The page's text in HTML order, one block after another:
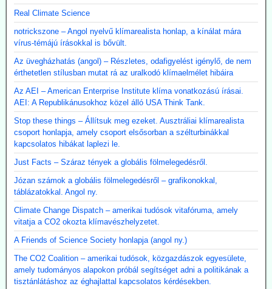
Real Climate Science
notrickszone – Angol nyelvű klímarealista honlap, a kínálat mára
vírus-témájú írásokkal is bővült.
Az üvegházhatás (angol) – Részletes, odafigyelést igénylő, de nem
érthetetlen stílusban mutat rá az uralkodó klímaelmélet hibáira
Az AEI – American Enterprise Institute klíma vonatkozású írásai.
AEI: A Republikánusokhoz közel álló USA Think Tank.
Stop these things – Állítsuk meg ezeket. Ausztráliai klímarealista
csoport honlapja, amely csoport elsősorban a szélturbinákkal
kapcsolatos hibákat laplezi le.
Just Facts – Száraz tények a globális fölmelegedésről.
Józan számok a globális fölmelegedésről – grafikonokkal,
táblázatokkal. Angol ny.
Climate Change Dispatch – amerikai tudósok vitafóruma, amely
vitatja a CO2 okozta klímavészhelyzetet.
A Friends of Science Society honlapja (angol ny.)
The CO2 Coalition – amerikai tudósok, közgazdászok egyesülete,
amely tudományos alapokon próbál segítséget adni a politikának a
tisztánlátáshoz az éghajlattal kapcsolatos kérdésekben.